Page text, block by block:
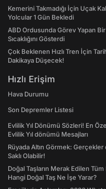
Kemerini Takmadığı İçin Uçak
Yolcular 1 Gün Bekledi
ABD Ordusunda Görev Yapan
Sıcaklığını Gösterdi
Çok Beklenen Hızlı Tren İçin
Dakikaya Düşecek!
Hızlı Erişim
Hava Durumu
Son Depremler Listesi
Evlilik Yıl Dönümü Sözleri! En
Evlilik Yıl dönümü Mesajları
Rüyada Altın Görmek:
Saklı Olabilir!
Doğal Taşların Merak Edilen
Hangi Doğal Taş Ne İşe Yarar?